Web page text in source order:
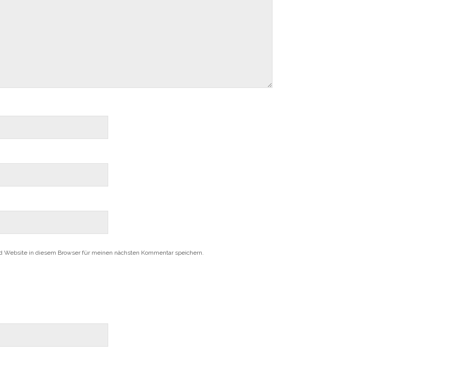
Website in diesem Browser für meinen nächsten Kommentar speichern.